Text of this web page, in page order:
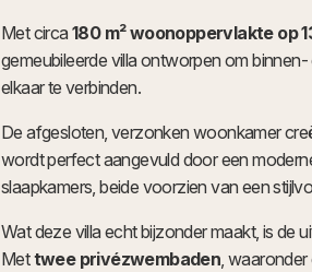
Met circa 180 m² woonoppervlakte op
gemeubileerde villa ontworpen om
elkaar te verbinden.
De afgesloten, verzonken woonkamer
wordt perfect aangevuld door een
slaapkamers, beide voorzien van een
Wat deze villa echt bijzonder maakt, is de
Mettwee privézwembaden ,